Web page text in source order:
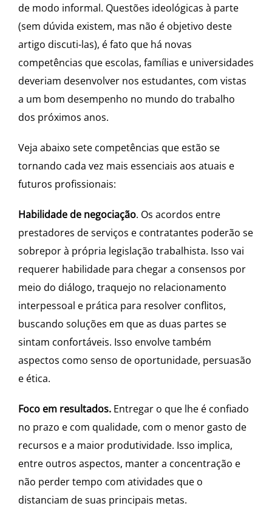
de modo informal. Questões ideológicas à parte
(sem dúvida existem, mas não é objetivo deste
artigo discuti-las), é fato que há novas
competências que escolas, famílias e universidades
deveriam desenvolver nos estudantes, com vistas
a um bom desempenho no mundo do trabalho
dos próximos anos.
Veja abaixo sete competências que estão se
tornando cada vez mais essenciais aos atuais e
futuros profissionais:
Habilidade de negociação. Os acordos entre
prestadores de serviços e contratantes poderão se
sobrepor à própria legislação trabalhista. Isso vai
requerer habilidade para chegar a consensos por
meio do diálogo, traquejo no relacionamento
interpessoal e prática para resolver conflitos,
buscando soluções em que as duas partes se
sintam confortáveis. Isso envolve também
aspectos como senso de oportunidade, persuasão
e ética.
Foco em resultados. Entregar o que lhe é confiado
no prazo e com qualidade, com o menor gasto de
recursos e a maior produtividade. Isso implica,
entre outros aspectos, manter a concentração e
não perder tempo com atividades que o
distanciam de suas principais metas.